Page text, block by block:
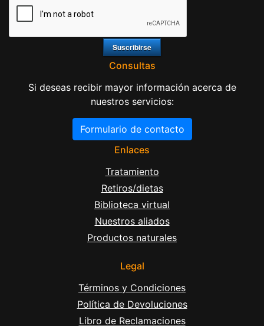
Consultas
Si deseas recibir mayor información acerca de
nuestros servicios:
Formulario de contacto
Enlaces
Tratamiento
Retiros/dietas
Biblioteca virtual
Nuestros aliados
Productos naturales
Legal
Términos y Condiciones
Política de Devoluciones
Libro de Reclamaciones